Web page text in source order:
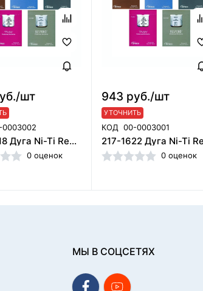
шт
0003002
216-0118 Дуга Ni-Ti Rev 018 U, ORMCO
0 оценок
943 руб./шт
УТОЧНИТЬ
КОД 00-0003001
0 оценок
МЫ В СОЦСЕТЯХ